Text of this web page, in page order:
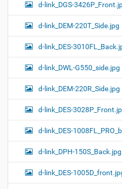
d-link_DGS-
d-link_DEM-220T_Side.jpg
d-link_DES-
d-link_DWL-G550_side.jpg
d-link_DEM-220R_Side.jpg
d-link_DES-
d-link_DES-
d-link_DPH-150S_Back.jpg
d-link_DES-